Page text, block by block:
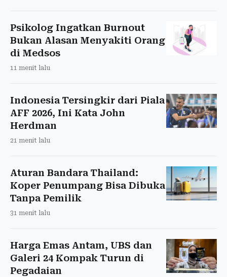
Psikolog Ingatkan Burnout
Bukan Alasan Menyakiti Orang
di Medsos
11 menit lalu
Indonesia Tersingkir dari Piala
AFF 2026, Ini Kata John
Herdman
21 menit lalu
Aturan Bandara Thailand:
Koper Penumpang Bisa Dibuka
Tanpa Pemilik
31 menit lalu
Harga Emas Antam, UBS dan
Galeri 24 Kompak Turun di
Pegadaian